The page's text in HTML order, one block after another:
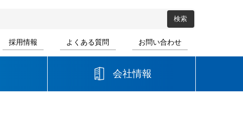
採用情報 よくある質問 お問い合わせ
会社情報